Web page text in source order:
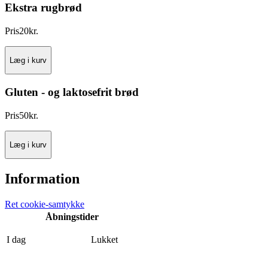
Ekstra rugbrød
Pris20kr.
Læg i kurv
Gluten - og laktosefrit brød
Pris50kr.
Læg i kurv
Information
Ret cookie-samtykke
Åbningstider
I dag Lukket